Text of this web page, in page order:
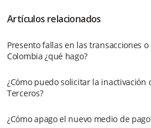
Artículos relacionados
Presento fallas en las transacciones
Colombia ¿qué hago?
¿Cómo puedo solicitar la inactivación
Terceros?
¿Cómo apago el nuevo medio de